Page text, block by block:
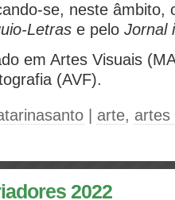
se, neste âmbito,
Letras e pelo Jornal i
em Artes Visuais
(AVF).
arte, artes
2022